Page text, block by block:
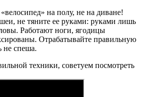
на полу, не на диване!
не тяните ее руками: руками лишь
Работают ноги, ягодицы
Отрабатывайте правильную
не спеша.
техники, советуем посмотреть